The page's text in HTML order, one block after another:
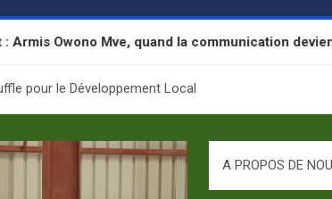
Mve, quand la communication devient levier de
pour le Développement Local
A PROPOS DE